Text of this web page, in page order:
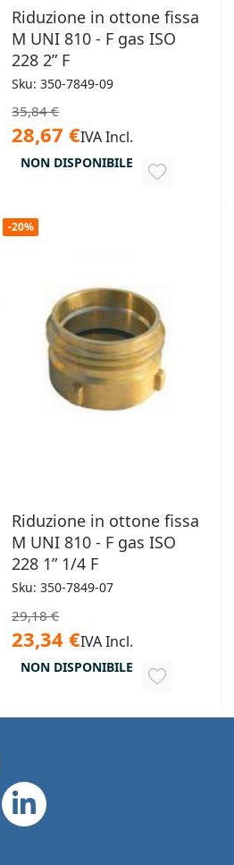
Riduzione in ottone fissa
M UNI 810 - F gas ISO
228 2” F
Sku: 350-7849-09
35,84 €
28,67 €IVA Incl.
NON DISPONIBILE
AGGIUNGI
-20%
Riduzione in ottone fissa
M UNI 810 - F gas ISO
228 1” 1/4 F
Sku: 350-7849-07
29,18 €
23,34 €IVA Incl.
NON DISPONIBILE
AGGIUNGI